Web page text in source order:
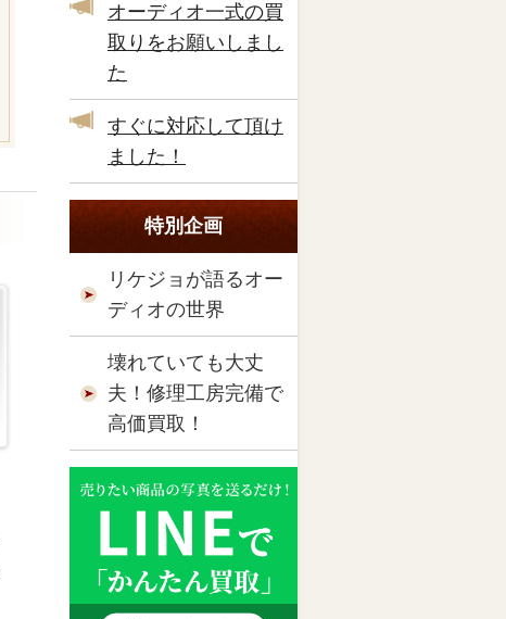
オーディオ一式の買
取りをお願いしまし
た
すぐに対応して頂け
ました！
特別企画
リケジョが語るオー
ディオの世界
壊れていても大丈
夫！修理工房完備で
高価買取！